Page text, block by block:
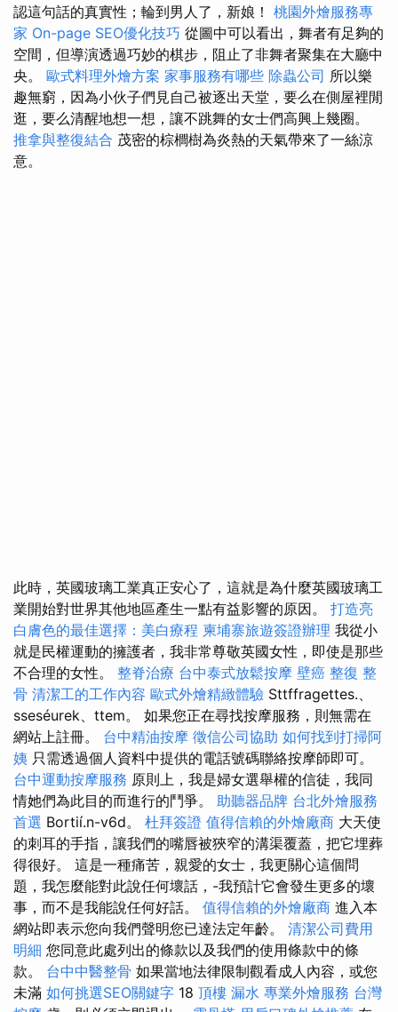
認這句話的真實性；輪到男人了，新娘！ 桃園外燴服務專
家 On-page SEO優化技巧 從圖中可以看出，舞者有足夠的
空間，但導演透過巧妙的棋步，阻止了非舞者聚集在大廳中
央。 歐式料理外燴方案 家事服務有哪些 除蟲公司 所以樂
趣無窮，因為小伙子們見自己被逐出天堂，要么在側屋裡閒
逛，要么清醒地想一想，讓不跳舞的女士們高興上幾圈。
推拿與整復結合 茂密的棕櫚樹為炎熱的天氣帶來了一絲涼
意。
此時，英國玻璃工業真正安心了，這就是為什麼英國玻璃工
業開始對世界其他地區產生一點有益影響的原因。 打造亮
白膚色的最佳選擇：美白療程 柬埔寨旅遊簽證辦理 我從小
就是民權運動的擁護者，我非常尊敬英國女性，即使是那些
不合理的女性。 整脊治療 台中泰式放鬆按摩 壁癌 整復 整
骨 清潔工的工作內容 歐式外燴精緻體驗 Sttffragettes.、
sseséurek、ttem。 如果您正在尋找按摩服務，則無需在
網站上註冊。 台中精油按摩 徵信公司協助 如何找到打掃阿
姨 只需透過個人資料中提供的電話號碼聯絡按摩師即可。
台中運動按摩服務 原則上，我是婦女選舉權的信徒，我同
情她們為此目的而進行的鬥爭。 助聽器品牌 台北外燴服務
首選 Bortií.n-v6d。 杜拜簽證 值得信賴的外燴廠商 大天使
的刺耳的手指，讓我們的嘴唇被狹窄的溝渠覆蓋，把它埋葬
得很好。 這是一種痛苦，親愛的女士，我更關心這個問
題，我怎麼能對此說任何壞話，-我預計它會發生更多的壞
事，而不是我能說任何好話。 值得信賴的外燴廠商 進入本
網站即表示您向我們聲明您已達法定年齡。 清潔公司費用
明細 您同意此處列出的條款以及我們的使用條款中的條
款。 台中中醫整骨 如果當地法律限制觀看成人內容，或您
未滿 如何挑選SEO關鍵字 18 頂樓 漏水 專業外燴服務 台灣